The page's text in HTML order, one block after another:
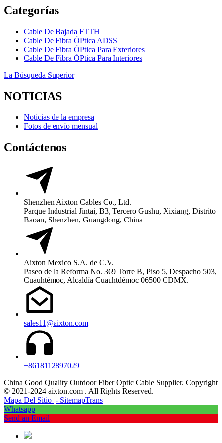
Categorías
Cable De Bajada FTTH
Cable De Fibra ÓPtica ADSS
Cable De Fibra ÓPtica Para Exteriores
Cable De Fibra ÓPtica Para Interiores
La Búsqueda Superior
NOTICIAS
Noticias de la empresa
Fotos de envío mensual
Contáctenos
Shenzhen Aixton Cables Co., Ltd.
Parque Industrial Jintai, B3, Tercero Gushu, Xixiang, Distrito
Baoan, Shenzhen, Guangdong, China
Aixton Mexico S.A. de C.V.
Paseo de la Reforma No. 369 Torre B, Piso 5, Despacho 503,
Cuauhtémoc, Alcaldía Cuauhtdémoc 06500 CDMX.
sales11@aixton.com
+8618112897029
China Good Quality Outdoor Fiber Optic Cable Supplier. Copyright
© 2021-2024 aixton.com . All Rights Reserved.
Mapa Del Sitio - SitemapTrans
Whatsapp
Send an Email